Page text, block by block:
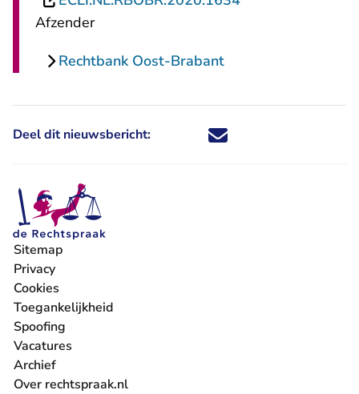
Afzender
Rechtbank Oost-Brabant
Deel dit nieuwsbericht: Deel dit nieuwsbericht via X -
Deel dit nieuwsbericht via
Deel dit nieuwsbericht
Deel dit
Sitemap
Privacy
Cookies
Toegankelijkheid
Spoofing
Vacatures
- U verlaat Rechtspraak.nl
Archief
Over rechtspraak.nl